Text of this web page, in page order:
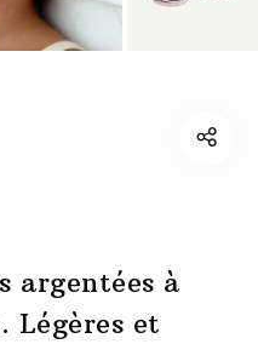
argentées à
Légères et